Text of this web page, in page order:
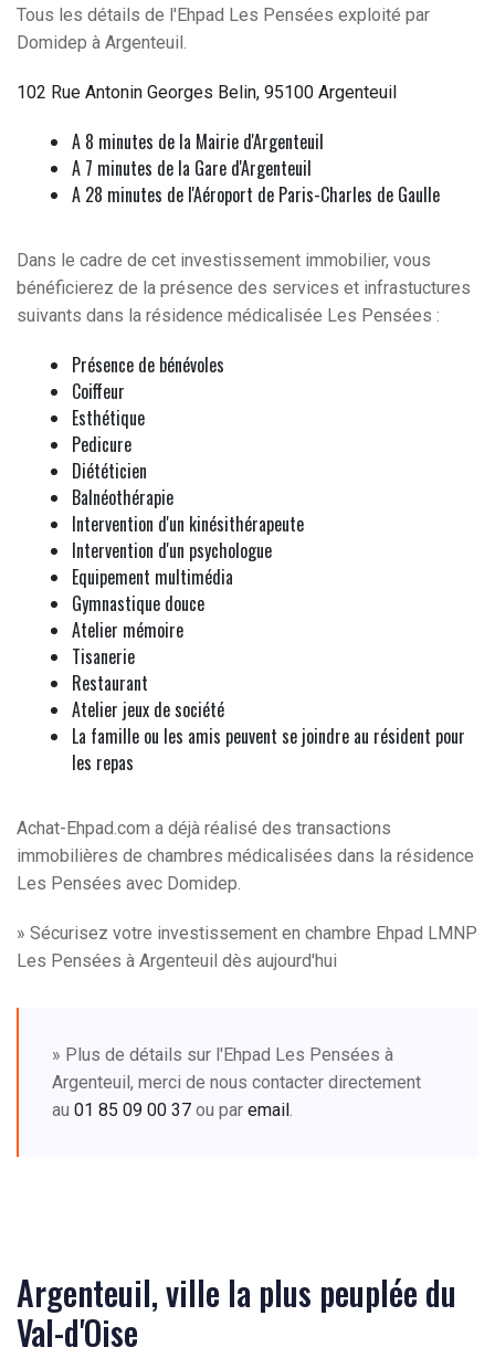
Tous les détails de l'Ehpad Les Pensées exploité par
Domidep à Argenteuil.
102 Rue Antonin Georges Belin, 95100 Argenteuil
A 8 minutes de la Mairie d'Argenteuil
A 7 minutes de la Gare d'Argenteuil
A 28 minutes de l'Aéroport de Paris-Charles de Gaulle
Dans le cadre de cet investissement immobilier, vous
bénéficierez de la présence des services et infrastuctures
suivants dans la résidence médicalisée Les Pensées :
Présence de bénévoles
Coiffeur
Esthétique
Pedicure
Diététicien
Balnéothérapie
Intervention d'un kinésithérapeute
Intervention d'un psychologue
Equipement multimédia
Gymnastique douce
Atelier mémoire
Tisanerie
Restaurant
Atelier jeux de société
La famille ou les amis peuvent se joindre au résident pour
les repas
Achat-Ehpad.com a déjà réalisé des transactions
immobilières de chambres médicalisées dans la résidence
Les Pensées avec Domidep.
» Sécurisez votre investissement en chambre Ehpad LMNP
Les Pensées à Argenteuil dès aujourd'hui
» Plus de détails sur l'Ehpad Les Pensées à
Argenteuil, merci de nous contacter directement
au 01 85 09 00 37 ou par email
Argenteuil, ville la plus peuplée du
Val-d'Oise